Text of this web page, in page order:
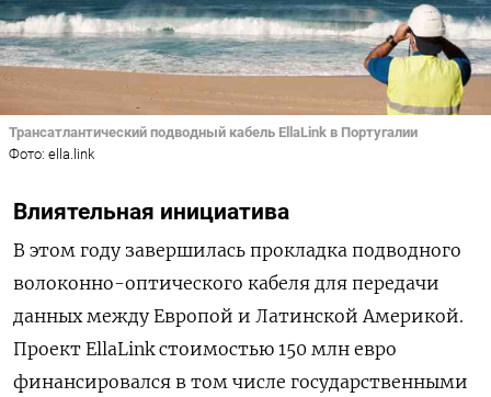
Трансатлантический подводный кабель EllaLink в Португалии
Фото: ella.link
Влиятельная инициатива
В этом году завершилась прокладка подводного
волоконно-оптического кабеля для передачи
данных между Европой и Латинской Америкой.
Проект EllaLinkстоимостью 150 млн евро
финансировался в том числе государственными